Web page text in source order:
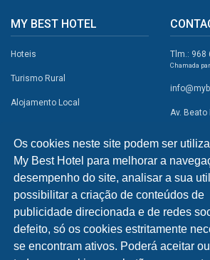
Os cookies neste site podem ser
My Best Hotel para melhorar a
desempenho do site, analisar a sua
possibilitar a criação de conteúdos de
publicidade direcionada e de redes
defeito, só os cookies estritamente
se encontram ativos. Poderá aceitar
MY BEST HOTEL
Hoteis
Turismo Rural
Alojamento Local
Campismo
Atividades
Restaurantes
A Visitar
Tlm.: 968
Chamada
Av. Beato
2495-401
REDES